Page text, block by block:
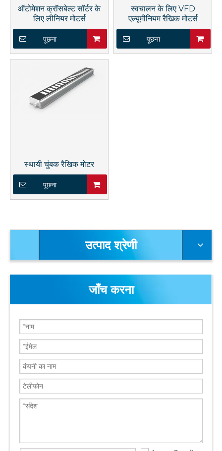
ऑटोमेशन क्रॉसबेल्ट सॉर्टर के
लिए लीनियर मोटर्स
पूछना
स्वचालन के लिए VFD
एल्यूमीनियम रैखिक मोटर्स
पूछना
स्थायी चुंबक रैखिक मोटर
पूछना
उत्पाद श्रेणी
जाँच करना